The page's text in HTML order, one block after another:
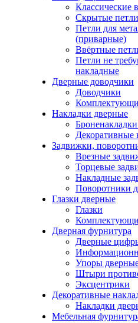
Классические
Скрытые петли
Петли для
(приварные)
Ввёртные
Петли не
накладные
Дверные доводчики
Доводчики
Накладки дверные
Декоративные
Задвижки,
Врезные
Торцевые
Накладные
Поворотники
Глазки дверные
Глазки
Дверная фурнитура
Дверные
Упоры
Штыри
Эксцентрики
Декоративные
Накладки
Мебельная